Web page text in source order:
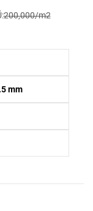
200,000/m2
mm